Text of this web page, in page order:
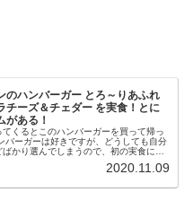
のハンバーガー とろ～りあふれ
チーズ＆チェダー を実食！とに
がある！
くるとこのハンバーガーを買って帰っ
バーガーは好きですが、どうしても自分
かり選んでしまうので、初の実食にな
2020.11.09